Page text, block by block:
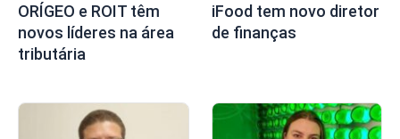
ORÍGEO e ROIT têm
novos líderes na área
tributária
iFood tem novo diretor
de finanças